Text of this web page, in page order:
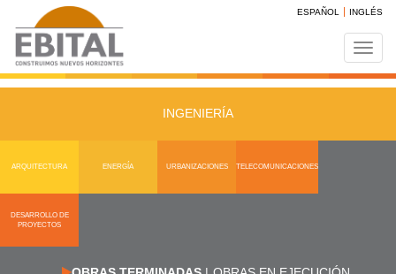
ESPAÑOL INGLÉS
INGENIERÍA
ARQUITECTURA ENERGÍA URBANIZACIONES TELECOMUNICACIONES
DESARROLLO DE
PROYECTOS